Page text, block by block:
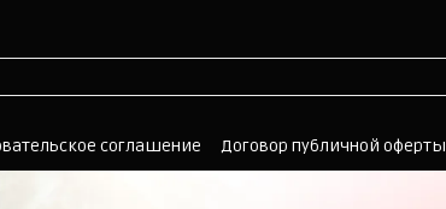
соглашение Договор публичной оферты